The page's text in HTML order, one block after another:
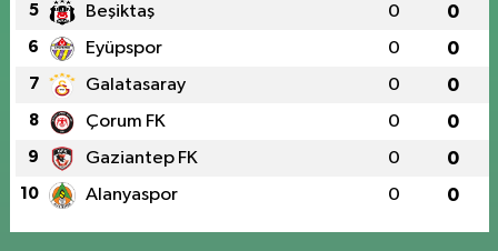
5 Beşiktaş 0 0
6 Eyüpspor 0 0
7 Galatasaray 0 0
8 Çorum FK 0 0
9 Gaziantep FK 0 0
10 Alanyaspor 0 0